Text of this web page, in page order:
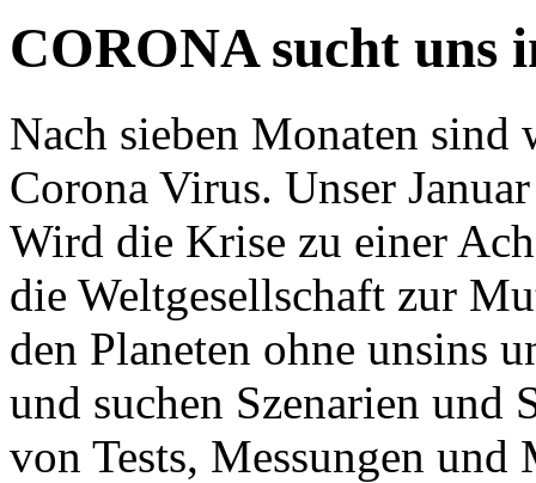
CORONA sucht uns
Nach sieben Monaten
Corona Virus. Unser
Wird die Krise zu einer
die Weltgesellschaft zur
den Planeten ohne unsins
und suchen Szenarien und
von Tests, Messungen und